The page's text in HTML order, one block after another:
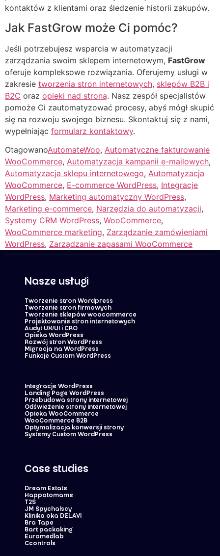
kontaktów z klientami oraz śledzenie historii zakupów.
Jak FastGrow może Ci pomóc?
Jeśli potrzebujesz wsparcia w automatyzacji
zarządzania swoim sklepem internetowym, FastGrow
oferuje kompleksowe rozwiązania. Oferujemy usługi w
zakresie tworzenia stron internetowych, sklepów B2B i
B2C oraz opieki nad stroną. Nasz zespół specjalistów
pomoże Ci zautomatyzować procesy, abyś mógł skupić
się na rozwoju swojego biznesu. Skontaktuj się z nami,
wypełniając formularz kontaktowy.
OtagowanoAutomateWoo, Automatyczne fakturowanie
WooCommerce, Automatyzacja kampanii e-mailowych,
Automatyzacja sklepu internetowego, Automatyzacja
WooCommerce, E-commerce WordPress, Integracje
WordPress, Marketing automatyczny WordPress,
Marketing e-commerce, Narzędzia do automatyzacji,
Systemy CRM WordPress, WooCommerce,
WooCommerce marketing, Zarządzanie zamówieniami
WordPress, Zarządzanie zapasami WooCommerce
Nasze usługi
Tworzenie stron Wordpress
Tworzenie stron firmowych
Tworzenie sklepów woocommerce
Projektowanie stron internetowych
Audyt UX/UI i CRO
Opieka WordPress
Rozwój stron WordPress
Migracja na WordPress
Funkcje Custom WordPress
Integracje WordPress
Landing Page WordPress
Przebudowa strony internetowej
Odświeżenie strony internetowej
Opieka WooCommerce
WooCommerce B2B
Optymalizacja konwersji strony
Systemy Custom WordPress
Case studies
Dream Estate
Happatomame
T2S
JM Spychalscy
Klinika oka DELAVI
Bra Tape
Bart packaking
Euromedlab
Ccontrols